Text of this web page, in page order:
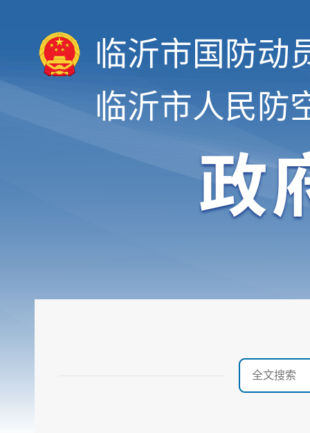
临沂市国防动
临沂市人民防